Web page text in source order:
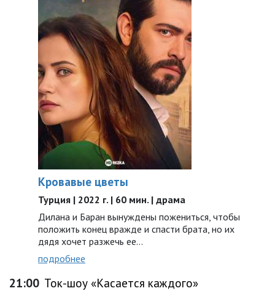
Кровавые цветы
Турция | 2022 г. | 60 мин. | драма
Дилана и Баран вынуждены пожениться, чтобы
положить конец вражде и спасти брата, но их
дядя хочет разжечь ее…
подробнее
21:00 Ток-шоу «Касается каждого»